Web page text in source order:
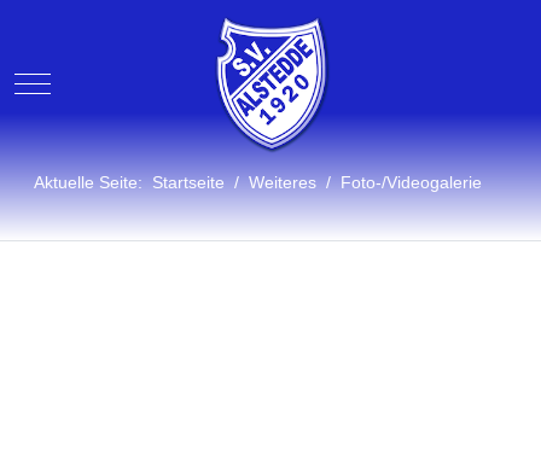
Mobile Menu Toggle
Aktuelle Seite: Startseite Weiteres Foto-/Videogalerie